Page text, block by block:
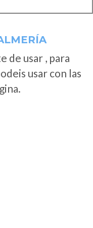
de usar , para
usar con las